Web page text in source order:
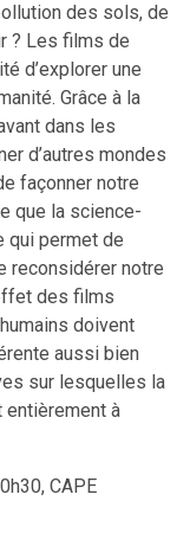
des sols, de
? Les films de
d’explorer une
Grâce à la
dans les
d’autres mondes
façonner notre
que la science-
qui permet de
reconsidérer notre
des films
doivent
aussi bien
sur lesquelles la
entièrement à
CAPE